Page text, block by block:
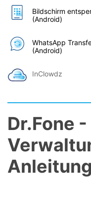
Bildschirm
(Android)
WhatsApp
(Android)
InClowdz
Dr.Fone
Anleitung